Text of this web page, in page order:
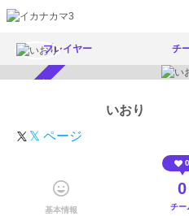
プレイヤー チ
いおり
𝕏 ページ
基本情報
0
0
チー